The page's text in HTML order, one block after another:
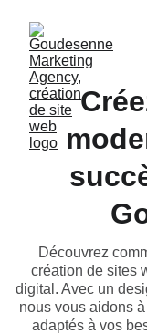
Découvrez
création de sites
digital. Avec un
nous vous aidons
adaptés à vos